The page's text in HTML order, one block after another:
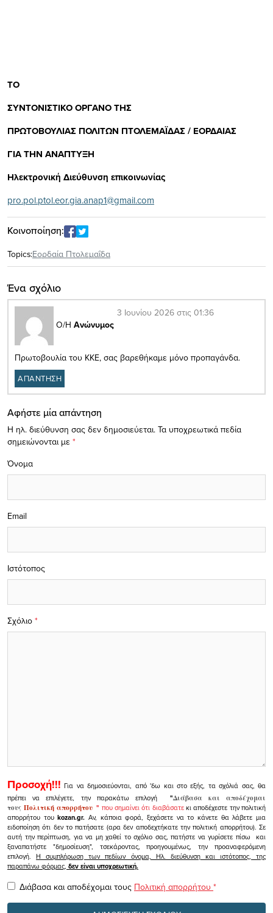
ΤΟ
ΣΥΝΤΟΝΙΣΤΙΚΟ ΟΡΓΑΝΟ ΤΗΣ
ΠΡΩΤΟΒΟΥΛΙΑΣ ΠΟΛΙΤΩΝ ΠΤΟΛΕΜΑΪΔΑΣ / ΕΟΡΔΑΙΑΣ
ΓΙΑ ΤΗΝ ΑΝΑΠΤΥΞΗ
Ηλεκτρονική Διεύθυνση επικοινωνίας
pro.pol.ptol.eor.gia.anap1@gmail.com
Κοινοποίηση:
Topics:Εορδαία Πτολεμαΐδα
Ένα σχόλιο
Ο/Η Ανώνυμος
3 Ιουνίου 2026 στις 01:36
Πρωτοβουλία του ΚΚΕ, σας βαρεθήκαμε μόνο προπαγάνδα.
ΑΠΑΝΤΗΣΗ
Αφήστε μία απάντηση
Η ηλ. διεύθυνση σας δεν δημοσιεύεται. Τα υποχρεωτικά πεδία
σημειώνονται με *
Σχόλιο *
Όνομα
Email
Ιστότοπος
Προσοχή!!! Για να δημοσιεύονται, από 'δω και στο εξής, τα σχόλιά σας, θα
πρέπει να επιλέγετε, την παρακάτω επιλογή
"Διάβασα και αποδέχομαι
τουςΠολιτική απορρήτου" που σημαίνει ότι διαβάσατεκι αποδέχεστε την πολιτική
απορρήτου τουkozan.gr. Αν, κάποια φορά, ξεχάσετε να το κάνετε θα λάβετε μια
ειδοποίηση ότι δεν το πατήσατε (αρα δεν αποδεχτήκατε την πολιτική απορρήτου). Σε
αυτή την περίπτωση, για να μη χαθεί το σχόλιο σας, πατήστε να γυρίσετε πίσω και
ξαναπατήστε "δημοσίευση", τσεκάροντας, προηγουμένως, την προαναφερόμενη
επιλογή.Η συμπλήρωση των πεδίων όνομα, Ηλ. διεύθυνση και ιστότοπος, της
παραπάνω φόρμας, δεν είναι υποχρεωτική.
Διάβασα και αποδέχομαι τους Πολιτική απορρήτου *